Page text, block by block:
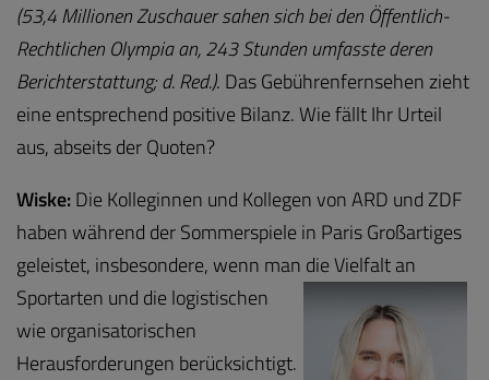
(53,4 Millionen Zuschauer sahen sich bei den Öffentlich-
Rechtlichen Olympia an, 243 Stunden umfasste deren
Berichterstattung; d. Red.). Das Gebührenfernsehen zieht
eine entsprechend positive Bilanz. Wie fällt Ihr Urteil
aus, abseits der Quoten?
Wiske:Die Kolleginnen und Kollegen von ARD und ZDF
haben während der Sommerspiele in Paris Großartiges
geleistet, insbesondere, wenn man dieVielfalt an
Sportarten und die logistischen
wie organisatorischen
Herausforderungen berücksichtigt.